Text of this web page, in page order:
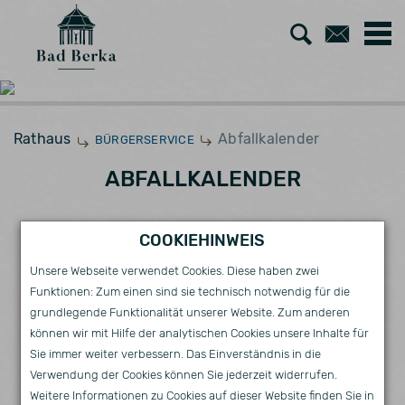
Zur Zum
Rathaus BÜRGERSERVICE Abfallkalender
ABFALLKALENDER
ENTSORGUNGSKALENDER 2026
DER EIGENBETRIEB „KREISWERKE WEIMARER
LAND“ BEHANDELT DIE IM KREISGEBIET
COOKIEHINWEIS
Unsere Webseite verwendet Cookies. Diese haben zwei
Funktionen: Zum einen sind sie technisch notwendig für die
grundlegende Funktionalität unserer Website. Zum anderen
können wir mit Hilfe der analytischen Cookies unsere Inhalte für
Sie immer weiter verbessern. Das Einverständnis in die
Verwendung der Cookies können Sie jederzeit widerrufen.
Weitere Informationen zu Cookies auf dieser Website finden Sie in